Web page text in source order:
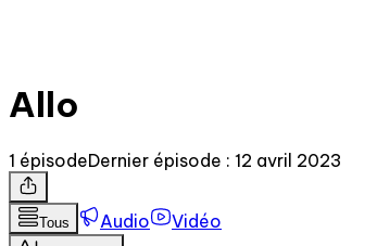
Allo
1 épisodeDernier épisode : 12 avril 2023
Tous Audio Vidéo